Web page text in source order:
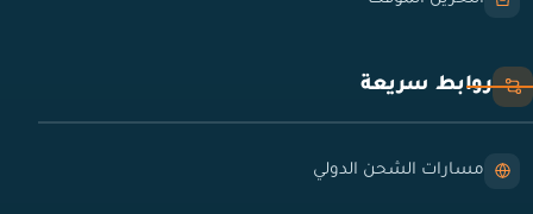
روابط سريعة
مسارات الشحن الدولي